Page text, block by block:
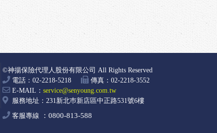
©神揚保險代理人股份有限公司 All Rights Reserved
電話：02-2218-5218
傳真：02-2218-3552
E-MAIL： service@senyoung.com.tw
服務地址：231新北巿新店區中正路531號6樓
客服專線 0800-813-588